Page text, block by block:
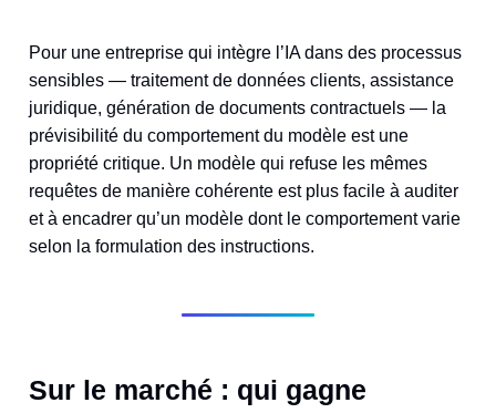
Pour une entreprise qui intègre l’IA dans des processus
sensibles — traitement de données clients, assistance
juridique, génération de documents contractuels — la
prévisibilité du comportement du modèle est une
propriété critique. Un modèle qui refuse les mêmes
requêtes de manière cohérente est plus facile à auditer
et à encadrer qu’un modèle dont le comportement varie
selon la formulation des instructions.
Sur le marché : qui gagne